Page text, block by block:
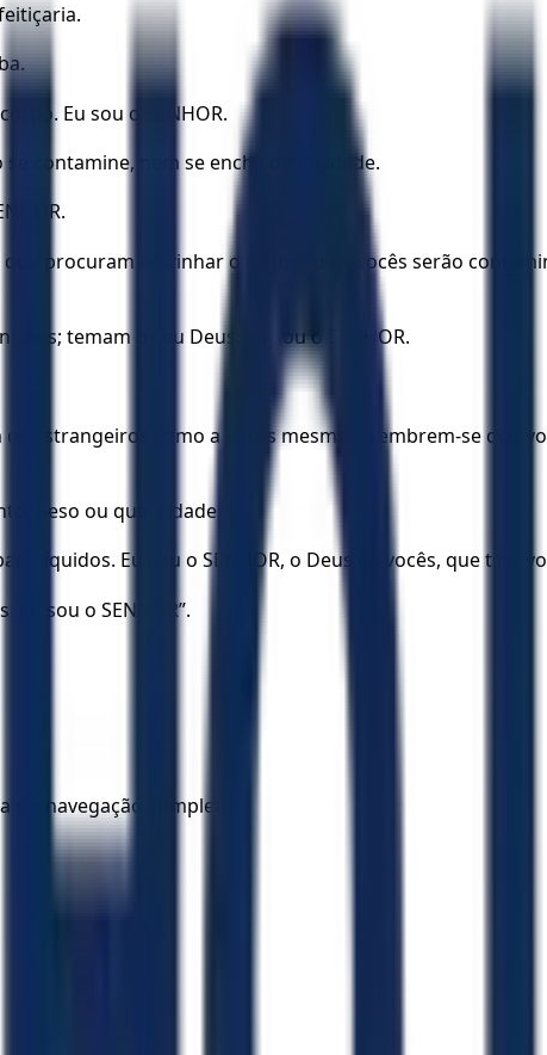
Eu sou o SENHOR.
contamine, nem se encha de maldade.
procuram adivinhar o futuro, pois vocês serão
temam o seu Deus. Eu sou o SENHOR.
estrangeiros como a vocês mesmos. Lembrem-se que
peso ou quantidade.
líquidos. Eu sou o SENHOR, o Deus de vocês, que tirei
sou o SENHOR”.
e navegação completa.